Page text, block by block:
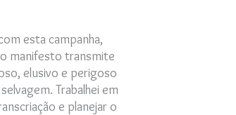
esta campanha,
manifesto transmite
elusivo e perigoso
Trabalhei em
e planejar o